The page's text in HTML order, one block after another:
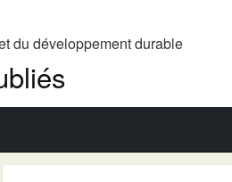
du développement durable